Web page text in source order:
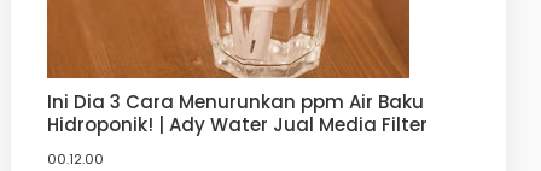
Ini Dia 3 Cara Menurunkan ppm Air Baku
Hidroponik! | Ady Water Jual Media Filter
00.12.00